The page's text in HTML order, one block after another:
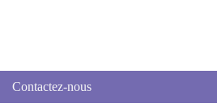
Contactez-nous